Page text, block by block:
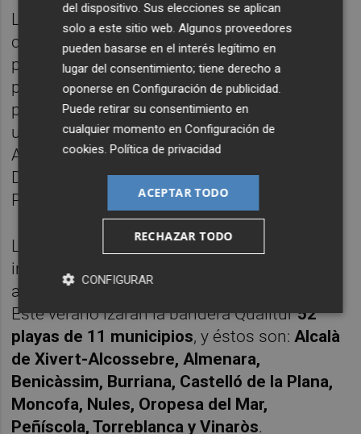
La Comunitat Valenciana es la segunda
comunidad autónoma en el ranking de
playas certificadas a nivel nacional. Por
provincias, Alicante es una de las que más
playas certificadas tiene, con un total de 86
ubicadas en 11 municipios, que son Altea,
Alicante, Benidorm, Benissa, El Campello,
Dénia, Orihuela, Pilar de la Horadada, Santa
Pola, Torrevieja y La Villajoyosa.
La provincia de Castellón es la que mayor
incremento de certificados ha tenido este
año con 2Qs de Calidad Turística nuevas.
Este verano izarán la bandera Qualitur52
playas de 11 municipios, y éstos son:Alcalà
de Xivert-Alcossebre, Almenara,
Benicàssim, Burriana, Castelló de la Plana,
Moncofa, Nules, Oropesa del Mar,
Peñíscola, Torreblanca y Vinaròs.
del dispositivo. Sus elecciones se aplican
solo a este sitio web. Algunos proveedores
pueden basarse en el interés legítimo en
lugar del consentimiento; tiene derecho a
oponerse enConfiguración de publicidad.
Puede retirar su consentimiento en
cualquier momento enConfiguración de
cookies.Política de privacidad
ACEPTAR TODO
RECHAZAR TODO
CONFIGURAR